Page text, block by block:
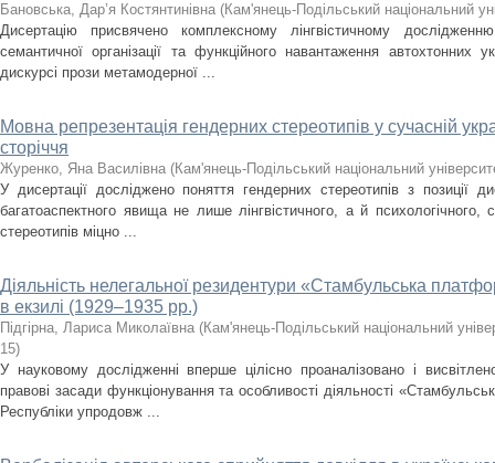
Бановська, Дар’я Костянтинівна (Кам'янець-Подільський національний
Дисертацію присвячено комплексному лінгвістичному дослідженню
семантичної організації та функційного навантаження автохтонних
дискурсі прози метамодерної ...
Мовна репрезентація гендерних стереотипів у сучасній
сторіччя
Журенко, Яна Василівна (Кам'янець-Подільський національний
У дисертації досліджено поняття гендерних стереотипів з позиції
багатоаспектного явища не лише лінгвістичного, а й психологічного,
стереотипів міцно ...
Діяльність нелегальної резидентури «Стамбульська
в екзилі (1929–1935 рр.)
Підгірна, Лариса Миколаївна (Кам'янець-Подільський національний
15)
У науковому дослідженні вперше цілісно проаналізовано і
правові засади функціонування та особливості діяльності
Республіки упродовж ...